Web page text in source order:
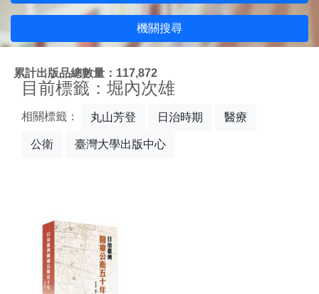
機關搜尋
累計出版品總數量：117,872
目前標籤：堀內次雄
相關標籤： 丸山芳登 日治時期 醫療
公衛 臺灣大學出版中心